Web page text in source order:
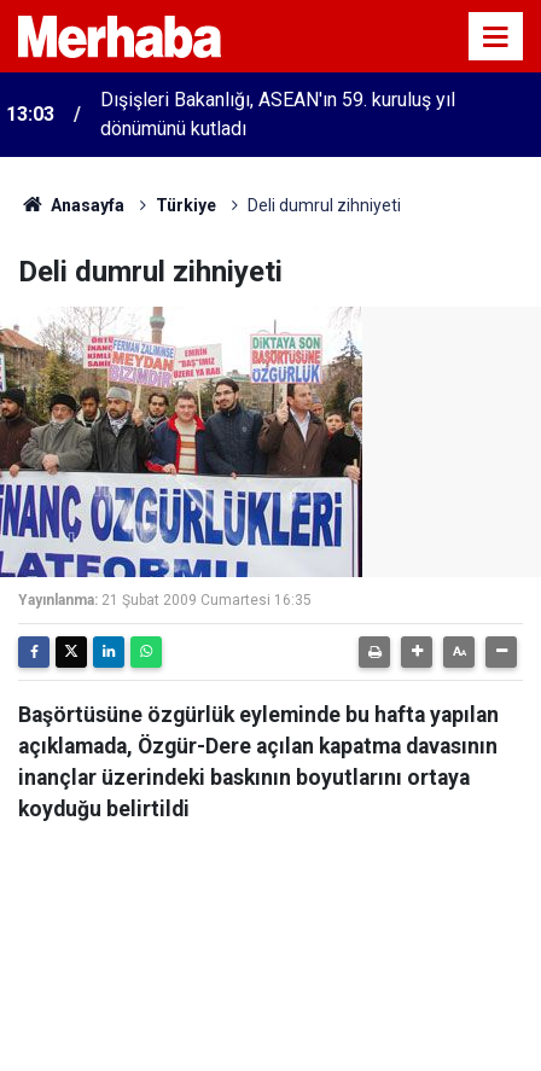
13:03
Dışişleri Bakanlığı, ASEAN'ın 59. kuruluş yıl
dönümünü kutladı
Anasayfa Türkiye Deli dumrul zihniyeti
Deli dumrul zihniyeti
Yayınlanma: 21 Şubat 2009 Cumartesi 16:35
Başörtüsüne özgürlük eyleminde bu hafta yapılan
açıklamada, Özgür-Dere açılan kapatma davasının
inançlar üzerindeki baskının boyutlarını ortaya
koyduğu belirtildi